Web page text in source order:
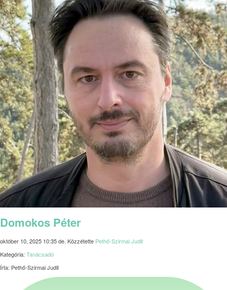
Domokos Péter
október 10, 2025 10:35 de. Közzétette Pethő-Szirmai Judit
Kategória: Tanácsadó
Írta: Pethő-Szirmai Judit